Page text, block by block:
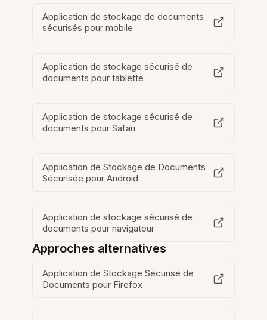
Application de stockage de documents
sécurisés pour mobile
Application de stockage sécurisé de
documents pour tablette
Application de stockage sécurisé de
documents pour Safari
Application de Stockage de Documents
Sécurisée pour Android
Application de stockage sécurisé de
documents pour navigateur
Approches alternatives
Application de Stockage Sécurisé de
Documents pour Firefox